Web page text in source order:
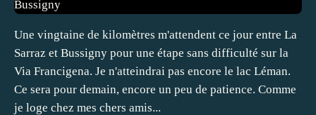
Une vingtaine de kilomètres m'attendent ce jour entre La
Sarraz et Bussigny pour une étape sans difficulté sur la
Via Francigena. Je n'atteindrai pas encore le lac Léman.
Ce sera pour demain, encore un peu de patience. Comme
je loge chez mes chers amis...